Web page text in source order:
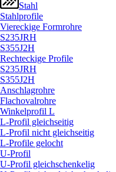
Stahl
Stahlprofile
Viereckige Formrohre
S235JRH
S355J2H
Rechteckige Profile
S235JRH
S355J2H
Anschlagrohre
Flachovalrohre
Winkelprofil L
L-Profil gleichseitig
L-Profil nicht gleichseitig
L-Profile gelocht
U-Profil
U-Profil gleichschenkelig